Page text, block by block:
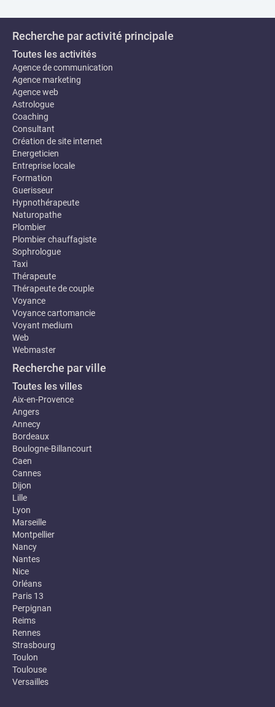
Recherche par activité principale
Toutes les activités
Agence de communication
Agence marketing
Agence web
Astrologue
Coaching
Consultant
Création de site internet
Energeticien
Entreprise locale
Formation
Guerisseur
Hypnothérapeute
Naturopathe
Plombier
Plombier chauffagiste
Sophrologue
Taxi
Thérapeute
Thérapeute de couple
Voyance
Voyance cartomancie
Voyant medium
Web
Webmaster
Recherche par ville
Toutes les villes
Aix-en-Provence
Angers
Annecy
Bordeaux
Boulogne-Billancourt
Caen
Cannes
Dijon
Lille
Lyon
Marseille
Montpellier
Nancy
Nantes
Nice
Orléans
Paris 13
Perpignan
Reims
Rennes
Strasbourg
Toulon
Toulouse
Versailles